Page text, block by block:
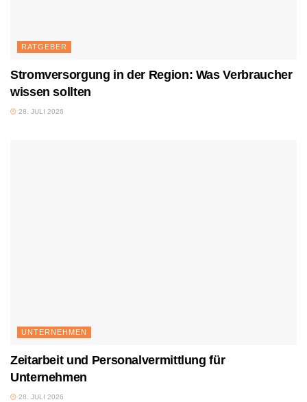
RATGEBER
Stromversorgung in der Region: Was Verbraucher
wissen sollten
28. JULI 2026
UNTERNEHMEN
Zeitarbeit und Personalvermittlung für
Unternehmen
28. JULI 2026